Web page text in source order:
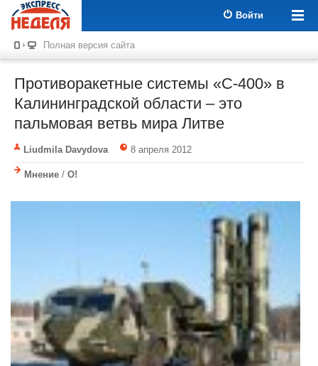
Войти
Полная версия сайта
Противоракетные системы «С-400» в
Калининградской области – это
пальмовая ветвь мира Литве
Liudmila Davydova 8 апреля 2012
Мнение / О!